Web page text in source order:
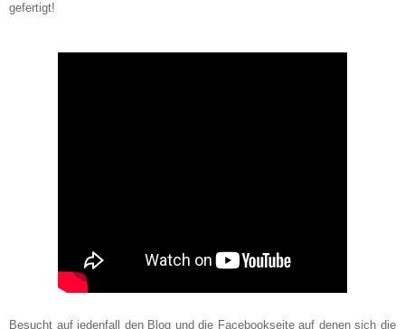
gefertigt!
Besucht auf jedenfall den Blog und die Facebookseite auf denen sich die